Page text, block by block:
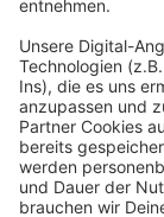
Lisa Feller
Anzeige
Wer nicht
Lachen